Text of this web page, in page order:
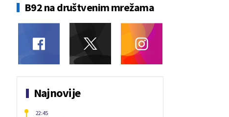
B92 na društvenim mrežama
Najnovije
22:45